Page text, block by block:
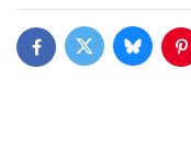
Titel:
FacebookTwitter Bluesky